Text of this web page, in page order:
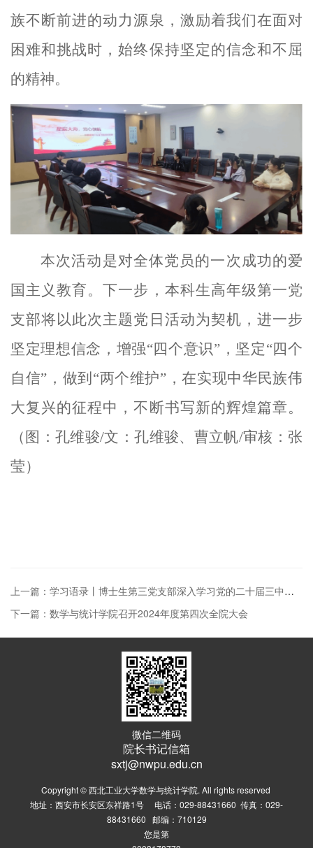
族不断前进的动力源泉，激励着我们在面对
困难和挑战时，始终保持坚定的信念和不屈
的精神。
本次活动是对全体党员的一次成功的爱
国主义教育。下一步，本科生高年级第一党
支部将以此次主题党日活动为契机，进一步
坚定理想信念，增强“四个意识”，坚定“四个
自信”，做到“两个维护”，在实现中华民族伟
大复兴的征程中，不断书写新的辉煌篇章。
（图：孔维骏/文：孔维骏、曹立帆/审核：张
莹）
上一篇：学习语录丨博士生第三党支部深入学习党的二十届三中全会《决定》中提出的“六个坚持”原则
下一篇：数学与统计学院召开2024年度第四次全院大会
微信二维码
院长书记信箱
sxtj@nwpu.edu.cn
Copyright © 西北工业大学数学与统计学院. All rights reserved
地址：西安市长安区东祥路1号 电话：029-88431660 传真：029-
88431660 邮编：710129
您是第